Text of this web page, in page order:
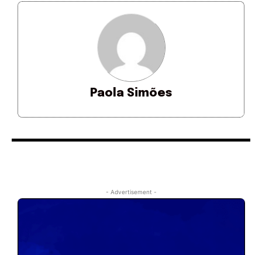
Paola Simões
- Advertisement -